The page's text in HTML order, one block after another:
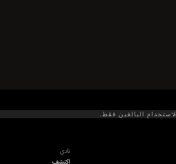
البالغين فقط.
نادي
اكتشف